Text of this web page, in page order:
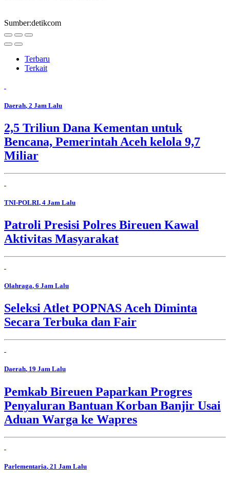
Sumber:detikcom
Terbaru
Terkait
Daerah, 2 Jam Lalu
2,5 Triliun Dana Kementan untuk
Bencana, Pemerintah Aceh kelola 9,7
Miliar
TNI-POLRI, 4 Jam Lalu
Patroli Presisi Polres Bireuen Kawal
Aktivitas Masyarakat
Olahraga, 6 Jam Lalu
Seleksi Atlet POPNAS Aceh Diminta
Secara Terbuka dan Fair
Daerah, 19 Jam Lalu
Pemkab Bireuen Paparkan Progres
Penyaluran Bantuan Korban Banjir Usai
Aduan Warga ke Wapres
Parlementaria, 21 Jam Lalu